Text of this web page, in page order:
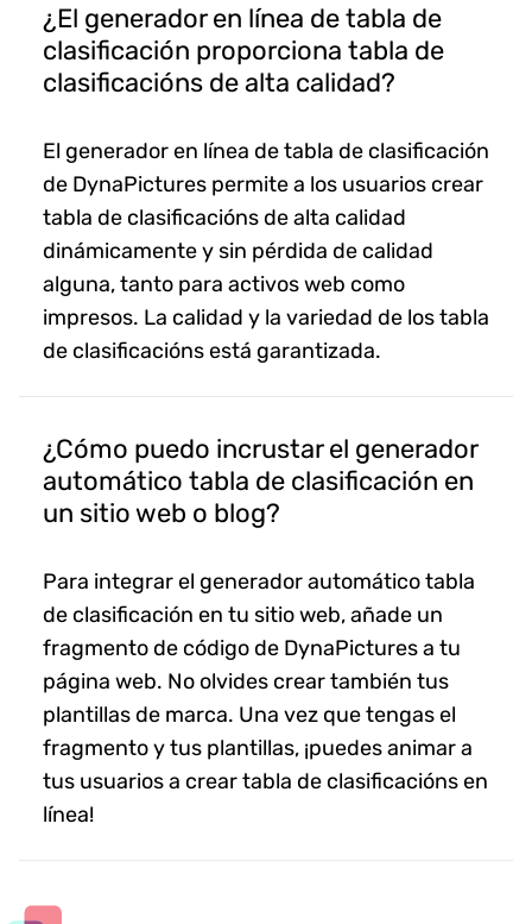
¿El generador en línea de tabla de
clasificación proporciona tabla de
clasificacións de alta calidad?
El generador en línea de tabla de clasificación
de DynaPictures permite a los usuarios crear
tabla de clasificacións de alta calidad
dinámicamente y sin pérdida de calidad
alguna, tanto para activos web como
impresos. La calidad y la variedad de los tabla
de clasificacións está garantizada.
¿Cómo puedo incrustar el generador
automático tabla de clasificación en
un sitio web o blog?
Para integrar el generador automático tabla
de clasificación en tu sitio web, añade un
fragmento de código de DynaPictures a tu
página web. No olvides crear también tus
plantillas de marca. Una vez que tengas el
fragmento y tus plantillas, ¡puedes animar a
tus usuarios a crear tabla de clasificacións en
línea!